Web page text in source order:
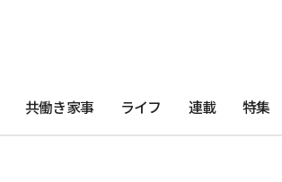
共働き家事 ライフ 連載 特集